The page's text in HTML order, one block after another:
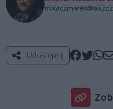
Udostępnij